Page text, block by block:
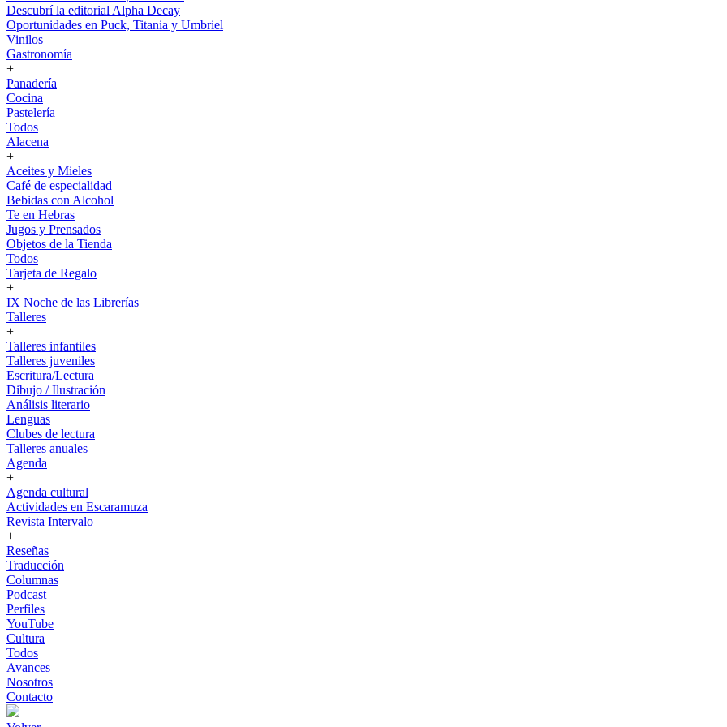
Descubrí la editorial Alpha Decay
Oportunidades en Puck, Titania y Umbriel
Vinilos
Gastronomía
+
Panadería
Cocina
Pastelería
Todos
Alacena
+
Aceites y Mieles
Café de especialidad
Bebidas con Alcohol
Te en Hebras
Jugos y Prensados
Objetos de la Tienda
Todos
Tarjeta de Regalo
+
IX Noche de las Librerías
Talleres
+
Talleres infantiles
Talleres juveniles
Escritura/Lectura
Dibujo / Ilustración
Análisis literario
Lenguas
Clubes de lectura
Talleres anuales
Agenda
+
Agenda cultural
Actividades en Escaramuza
Revista Intervalo
+
Reseñas
Traducción
Columnas
Podcast
Perfiles
YouTube
Cultura
Todos
Avances
Nosotros
Contacto